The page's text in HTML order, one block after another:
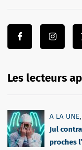
Les lecteurs
A LA UNE,
Jul
proches